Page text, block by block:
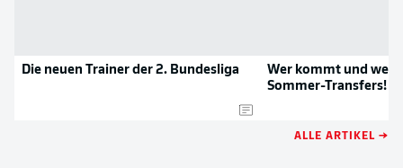
Die neuen Trainer der 2. Bundesliga
Wer kommt und wer
Sommer-Transfers!
ALLE ARTIKEL →